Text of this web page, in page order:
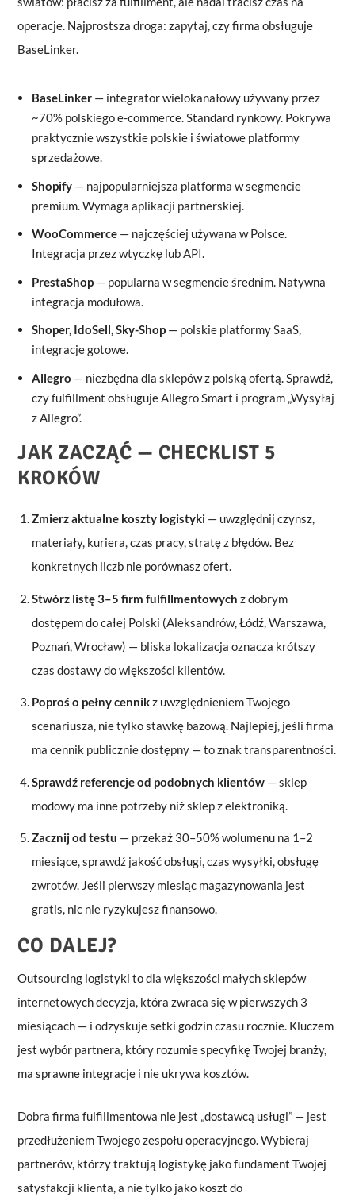
operacje. Najprostsza droga: zapytaj, czy firma obsługuje
BaseLinker.
BaseLinker— integrator wielokanałowy używany przez
~70% polskiego e-commerce. Standard rynkowy. Pokrywa
praktycznie wszystkie polskie i światowe platformy
sprzedażowe.
Shopify— najpopularniejsza platforma w segmencie
premium. Wymaga aplikacji partnerskiej.
WooCommerce— najczęściej używana w Polsce.
Integracja przez wtyczkę lub API.
PrestaShop— popularna w segmencie średnim. Natywna
integracja modułowa.
Shoper, IdoSell, Sky-Shop— polskie platformy SaaS,
integracje gotowe.
Allegro — niezbędna dla sklepów z polską ofertą. Sprawdź,
czy fulfillment obsługuje Allegro Smart i program „Wysyłaj
z Allegro”.
JAK ZACZĄĆ — CHECKLIST 5
KROKÓW
Zmierz aktualne koszty logistyki— uwzględnij czynsz,
materiały, kuriera, czas pracy, stratę z błędów. Bez
konkretnych liczb nie porównasz ofert.
Stwórz listę 3–5 firm fulfillmentowych z dobrym
dostępem do całej Polski (Aleksandrów, Łódź, Warszawa,
Poznań, Wrocław) — bliska lokalizacja oznacza krótszy
czas dostawy do większości klientów.
Poproś o pełny cennikz uwzględnieniem Twojego
scenariusza, nie tylko stawkę bazową. Najlepiej, jeśli firma
ma cennik publicznie dostępny — to znak transparentności.
Sprawdź referencje od podobnych klientów— sklep
modowy ma inne potrzeby niż sklep z elektroniką.
Zacznij od testu — przekaż 30–50% wolumenu na 1–2
miesiące, sprawdź jakość obsługi, czas wysyłki, obsługę
zwrotów. Jeśli pierwszy miesiąc magazynowania jest
gratis, nic nie ryzykujesz finansowo.
CO DALEJ?
Outsourcing logistyki to dla większości małych sklepów
internetowych decyzja, która zwraca się w pierwszych 3
miesiącach — i odzyskuje setki godzin czasu rocznie. Kluczem
jest wybór partnera, który rozumie specyfikę Twojej branży,
ma sprawne integracje i nie ukrywa kosztów.
Dobra firma fulfillmentowa nie jest „dostawcą usługi” — jest
przedłużeniem Twojego zespołu operacyjnego. Wybieraj
partnerów, którzy traktują logistykę jako fundament Twojej
satysfakcji klienta, a nie tylko jako koszt do